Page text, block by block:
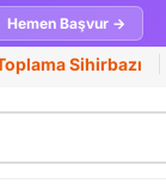
Hemen Başvur →
Sihirbazı